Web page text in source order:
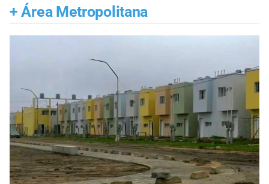
+ Área Metropolitana